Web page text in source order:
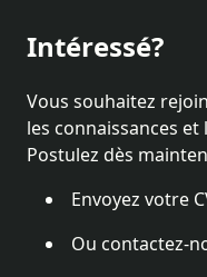
Intéressé?
Vous souhaitez
les connaissances
Postulez dès
Envoyez votre
Ou contactez-